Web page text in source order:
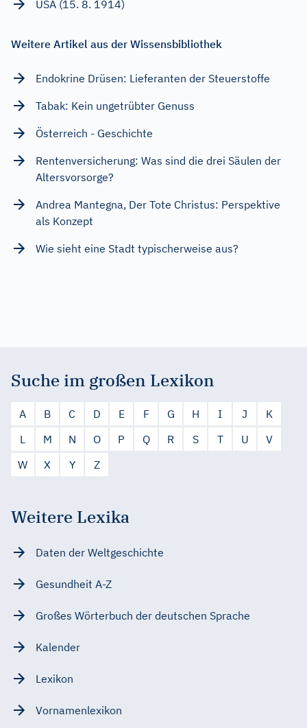
USA (15. 8. 1914)
Weitere Artikel aus der Wissensbibliothek
Endokrine Drüsen: Lieferanten der Steuerstoffe
Tabak: Kein ungetrübter Genuss
Österreich - Geschichte
Rentenversicherung: Was sind die drei Säulen der
Altersvorsorge?
Andrea Mantegna, Der Tote Christus: Perspektive
als Konzept
Wie sieht eine Stadt typischerweise aus?
Suche im großen Lexikon
A B C D E F G H I J
K
L
M N O P Q R S T U
V
W
X Y Z
Weitere Lexika
Daten der Weltgeschichte
Gesundheit A-Z
Großes Wörterbuch der deutschen Sprache
Kalender
Lexikon
Vornamenlexikon